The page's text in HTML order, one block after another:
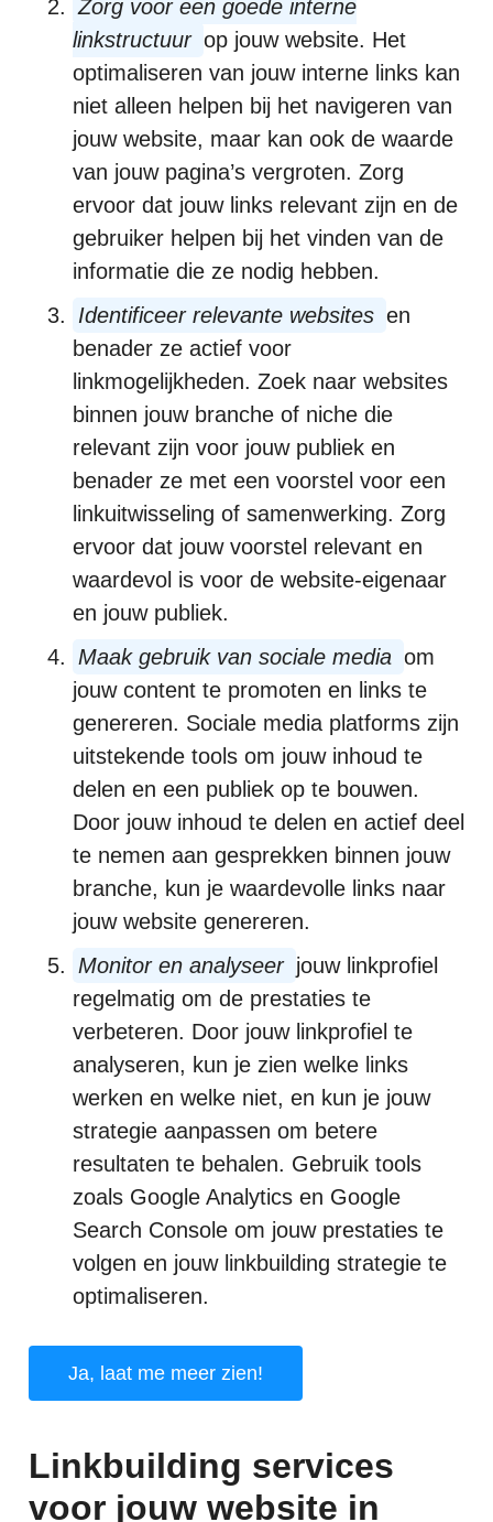
Zorg voor een goede interne
linkstructuur op jouw website. Het
optimaliseren van jouw interne links kan
niet alleen helpen bij het navigeren van
jouw website, maar kan ook de waarde
van jouw pagina’s vergroten. Zorg
ervoor dat jouw links relevant zijn en de
gebruiker helpen bij het vinden van de
informatie die ze nodig hebben.
Identificeer relevante websites en
benader ze actief voor
linkmogelijkheden. Zoek naar websites
binnen jouw branche of niche die
relevant zijn voor jouw publiek en
benader ze met een voorstel voor een
linkuitwisseling of samenwerking. Zorg
ervoor dat jouw voorstel relevant en
waardevol is voor de website-eigenaar
en jouw publiek.
Maak gebruik van sociale media om
jouw content te promoten en links te
genereren. Sociale media platforms zijn
uitstekende tools om jouw inhoud te
delen en een publiek op te bouwen.
Door jouw inhoud te delen en actief deel
te nemen aan gesprekken binnen jouw
branche, kun je waardevolle links naar
jouw website genereren.
Monitor en analyseer jouw linkprofiel
regelmatig om de prestaties te
verbeteren. Door jouw linkprofiel te
analyseren, kun je zien welke links
werken en welke niet, en kun je jouw
strategie aanpassen om betere
resultaten te behalen. Gebruik tools
zoals Google Analytics en Google
Search Console om jouw prestaties te
volgen en jouw linkbuilding strategie te
optimaliseren.
Ja, laat me meer zien!
Linkbuilding services
voor jouw website in